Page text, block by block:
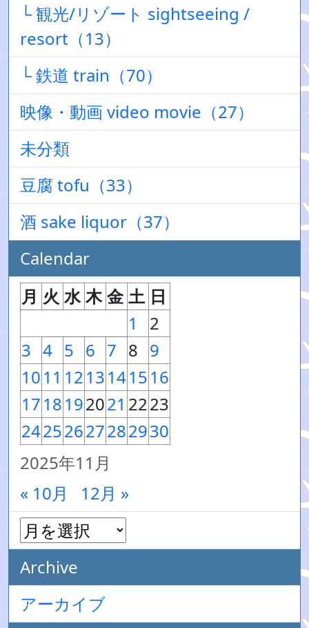
└ 観光/リゾート sightseeing /
resort（13）
└ 鉄道 train（70）
映像・動画 video movie（27）
未分類
豆腐 tofu（33）
酒 sake liquor（37）
Calendar
2025年11月
月 火 水 木 金 土 日
1
2
3 4 5 6 7 8 9
1011 1213141516
1718192021 2223
24252627282930
« 10月 12月 »
Archive
アーカイブ